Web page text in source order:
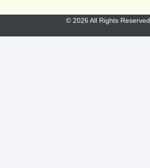
© 2026 All Rights Reserved.